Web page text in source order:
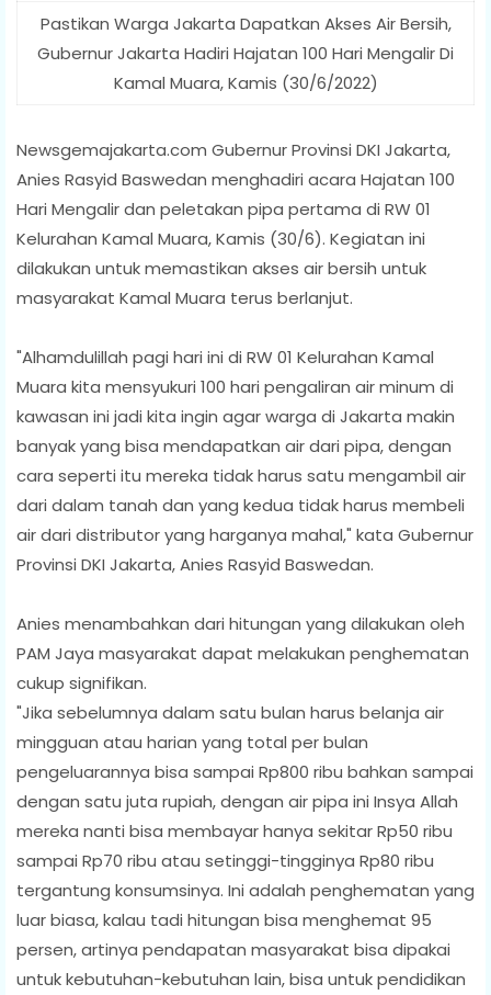
Pastikan Warga Jakarta Dapatkan Akses Air Bersih,
Gubernur Jakarta Hadiri Hajatan 100 Hari Mengalir Di
Kamal Muara, Kamis (30/6/2022)
Newsgemajakarta.com Gubernur Provinsi DKI Jakarta,
Anies Rasyid Baswedan menghadiri acara Hajatan 100
Hari Mengalir dan peletakan pipa pertama di RW 01
Kelurahan Kamal Muara, Kamis (30/6). Kegiatan ini
dilakukan untuk memastikan akses air bersih untuk
masyarakat Kamal Muara terus berlanjut.
"Alhamdulillah pagi hari ini di RW 01 Kelurahan Kamal
Muara kita mensyukuri 100 hari pengaliran air minum di
kawasan ini jadi kita ingin agar warga di Jakarta makin
banyak yang bisa mendapatkan air dari pipa, dengan
cara seperti itu mereka tidak harus satu mengambil air
dari dalam tanah dan yang kedua tidak harus membeli
air dari distributor yang harganya mahal," kata Gubernur
Provinsi DKI Jakarta, Anies Rasyid Baswedan.
Anies menambahkan dari hitungan yang dilakukan oleh
PAM Jaya masyarakat dapat melakukan penghematan
cukup signifikan.
"Jika sebelumnya dalam satu bulan harus belanja air
mingguan atau harian yang total per bulan
pengeluarannya bisa sampai Rp800 ribu bahkan sampai
dengan satu juta rupiah, dengan air pipa ini Insya Allah
mereka nanti bisa membayar hanya sekitar Rp50 ribu
sampai Rp70 ribu atau setinggi-tingginya Rp80 ribu
tergantung konsumsinya. Ini adalah penghematan yang
luar biasa, kalau tadi hitungan bisa menghemat 95
persen, artinya pendapatan masyarakat bisa dipakai
untuk kebutuhan-kebutuhan lain, bisa untuk pendidikan